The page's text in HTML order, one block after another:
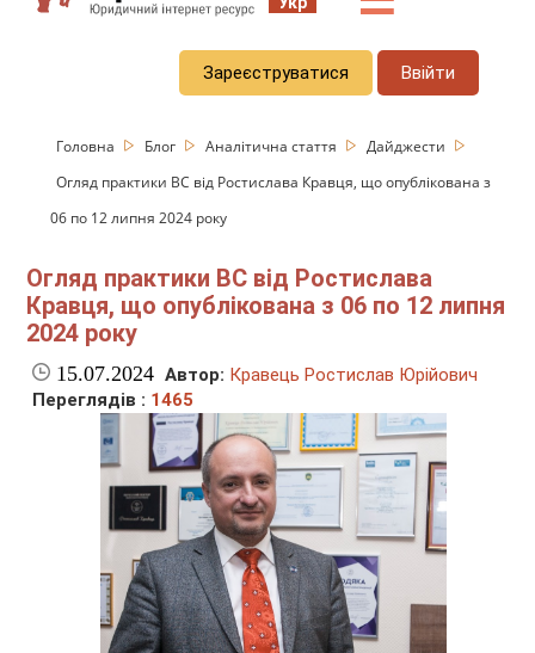
Зареєструватися Ввійти
Головна Блог Аналітична стаття
Дайджести
Огляд практики ВС від Ростислава Кравця, що опублікована з
06 по 12 липня 2024 року
Огляд практики ВС від Ростислава
Кравця, що опублікована з 06 по 12 липня
2024 року
15.07.2024 Автор: Кравець Ростислав Юрійович
Переглядів : 1465